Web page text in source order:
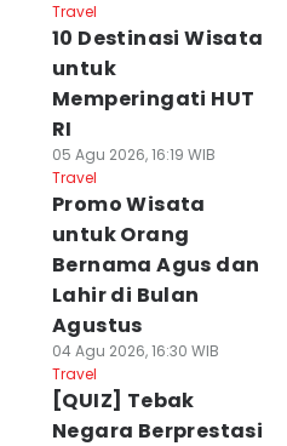
Travel
10 Destinasi Wisata
untuk
Memperingati HUT
RI
05 Agu 2026, 16:19 WIB
Travel
Promo Wisata
untuk Orang
Bernama Agus dan
Lahir di Bulan
Agustus
04 Agu 2026, 16:30 WIB
Travel
[QUIZ] Tebak
Negara Berprestasi